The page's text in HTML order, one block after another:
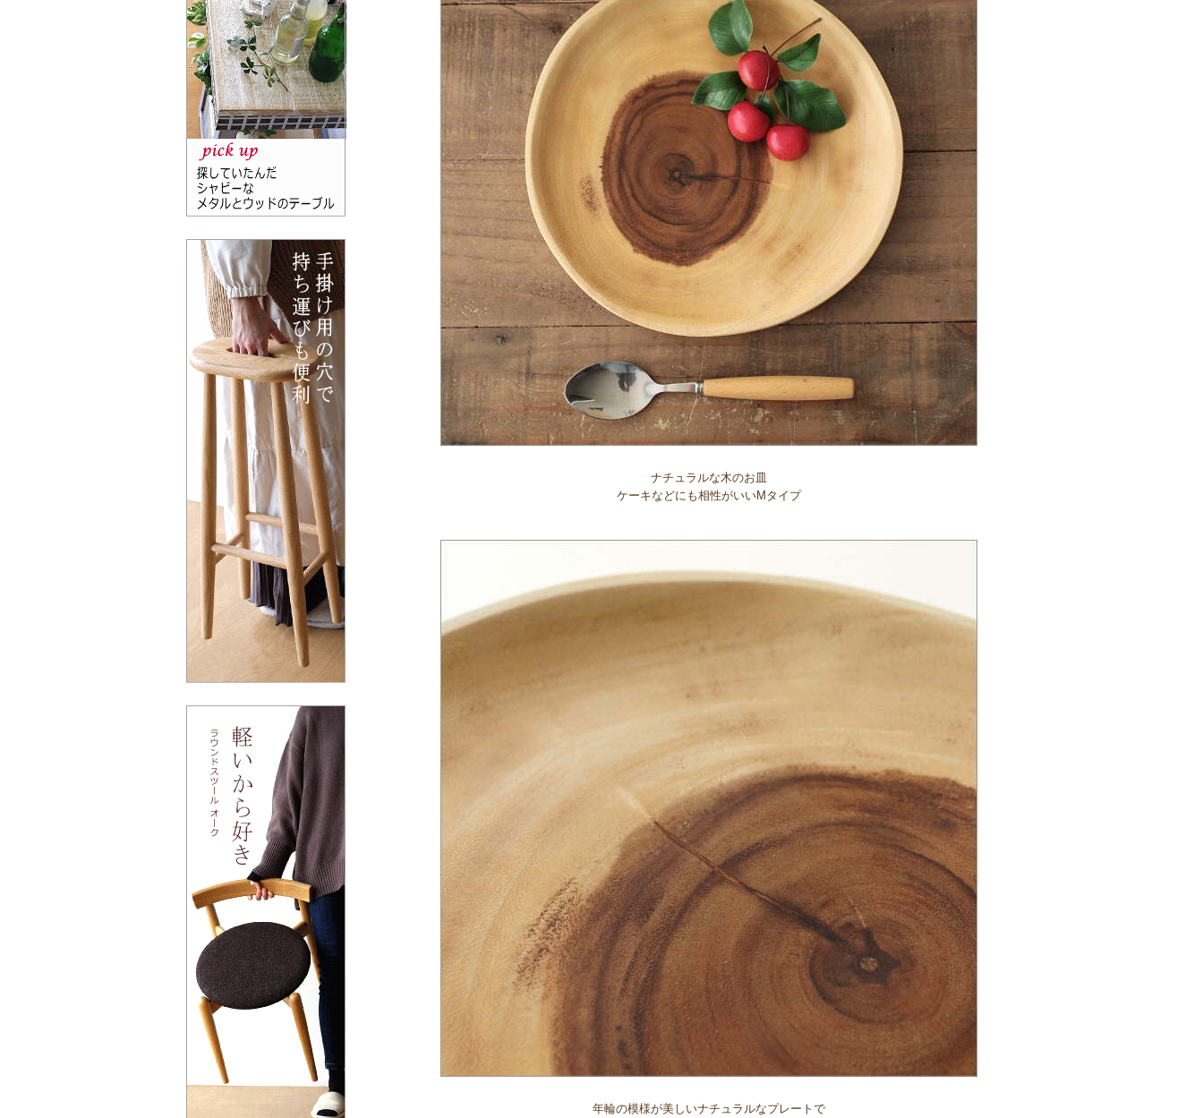
ナチュラルな木のお皿
ケーキなどにも相性がいいMタイプ
年輪の模様が美しいナチュラルなプレートで